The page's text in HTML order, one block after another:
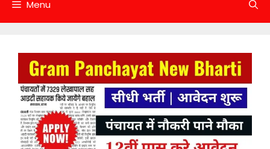
Menu